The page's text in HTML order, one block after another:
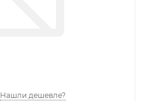
Нашли дешевле?